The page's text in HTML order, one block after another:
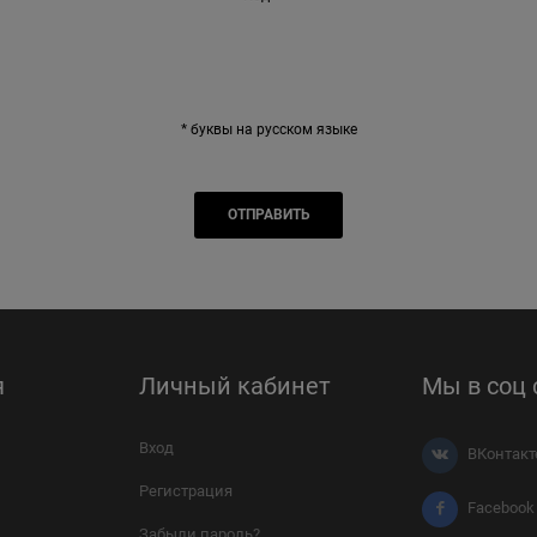
* буквы на русском языке
Личный кабинет
Вход
Регистрация
Мы в соц
Facebook